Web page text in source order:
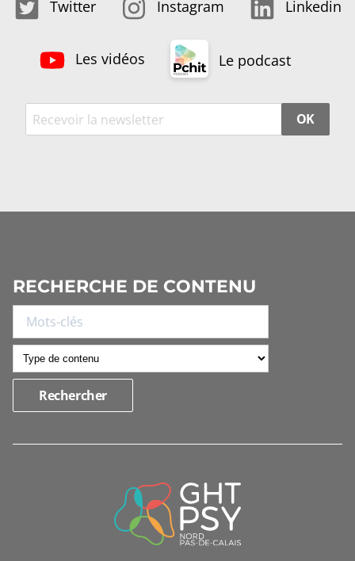
Twitter Instagram Linkedin
Les vidéos Le podcast
OK
RECHERCHE DE CONTENU
INFORMATIONS